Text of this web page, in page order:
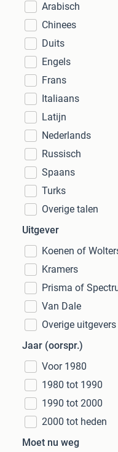
Arabisch
Chinees
Duits
Engels
Frans
Italiaans
Latijn
Nederlands
Russisch
Spaans
Turks
Overige talen
Uitgever
Koenen of
Kramers
Prisma of
Van Dale
Overige uitgevers
Jaar (oorspr.)
Voor 1980
1980 tot 1990
1990 tot 2000
2000 tot heden
Moet nu weg